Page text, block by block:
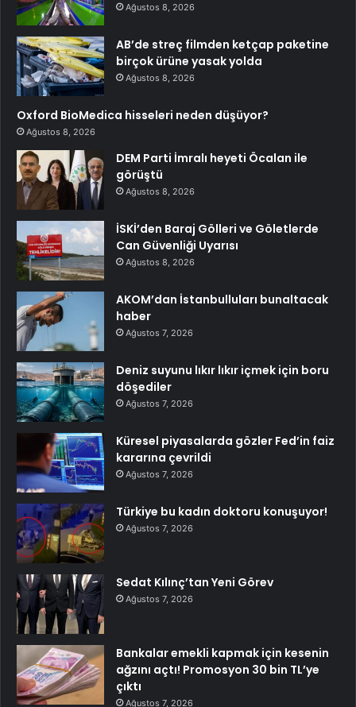
Ağustos 8, 2026
AB’de streç filmden ketçap paketine
birçok ürüne yasak yolda
Ağustos 8, 2026
Oxford BioMedica hisseleri neden düşüyor?
Ağustos 8, 2026
DEM Parti İmralı heyeti Öcalan ile
görüştü
Ağustos 8, 2026
İSKİ’den Baraj Gölleri ve Göletlerde
Can Güvenliği Uyarısı
Ağustos 8, 2026
AKOM’dan İstanbulluları bunaltacak
haber
Ağustos 7, 2026
Deniz suyunu lıkır lıkır içmek için boru
döşediler
Ağustos 7, 2026
Küresel piyasalarda gözler Fed’in faiz
kararına çevrildi
Ağustos 7, 2026
Türkiye bu kadın doktoru konuşuyor!
Ağustos 7, 2026
Sedat Kılınç’tan Yeni Görev
Ağustos 7, 2026
Bankalar emekli kapmak için kesenin
ağzını açtı! Promosyon 30 bin TL’ye
çıktı
Ağustos 7, 2026